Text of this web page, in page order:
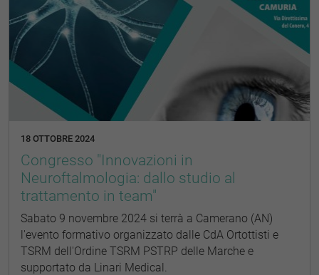
18 OTTOBRE 2024
Congresso "Innovazioni in
Neuroftalmologia: dallo studio al
trattamento in team"
Sabato 9 novembre 2024 si terrà a Camerano (AN)
l'evento formativo organizzato dalle CdA Ortottisti e
TSRM dell'Ordine TSRM PSTRP delle Marche e
supportato da Linari Medical.